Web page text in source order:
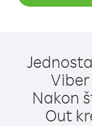
Viber
Nakon
Out